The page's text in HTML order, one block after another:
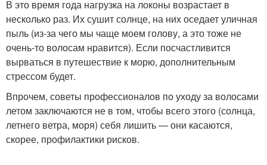
В это время года нагрузка на локоны возрастает в
несколько раз. Их сушит солнце, на них оседает уличная
пыль (из-за чего мы чаще моем голову, а это тоже не
очень-то волосам нравится). Если посчастливится
вырваться в путешествие к морю, дополнительным
стрессом будет.
Впрочем, советы профессионалов по уходу за волосами
летом заключаются не в том, чтобы всего этого (солнца,
летнего ветра, моря) себя лишить — они касаются,
скорее, профилактики рисков.